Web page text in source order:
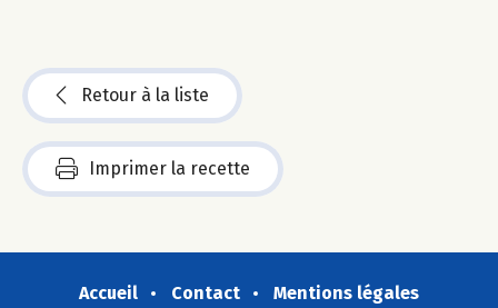
Retour à la liste
Imprimer la recette
Accueil Contact
Mentions légales